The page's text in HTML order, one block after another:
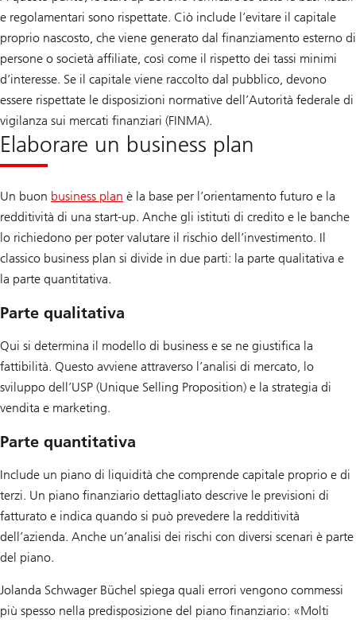
e regolamentari sono rispettate. Ciò include l’evitare il capitale
proprio nascosto, che viene generato dal finanziamento esterno di
persone o società affiliate, così come il rispetto dei tassi minimi
d’interesse. Se il capitale viene raccolto dal pubblico, devono
essere rispettate le disposizioni normative dell’Autorità federale di
vigilanza sui mercati finanziari (FINMA).
Elaborare un business plan
Un buon business plan è la base per l’orientamento futuro e la
redditività di una start-up. Anche gli istituti di credito e le banche
lo richiedono per poter valutare il rischio dell’investimento. Il
classico business plan si divide in due parti: la parte qualitativa e
la parte quantitativa.
Parte qualitativa
Qui si determina il modello di business e se ne giustifica la
fattibilità. Questo avviene attraverso l’analisi di mercato, lo
sviluppo dell’USP (Unique Selling Proposition) e la strategia di
vendita e marketing.
Parte quantitativa
Include un piano di liquidità che comprende capitale proprio e di
terzi. Un piano finanziario dettagliato descrive le previsioni di
fatturato e indica quando si può prevedere la redditività
dell’azienda. Anche un’analisi dei rischi con diversi scenari è parte
del piano.
Jolanda Schwager Büchel spiega quali errori vengono commessi
più spesso nella predisposizione del piano finanziario: «Molti